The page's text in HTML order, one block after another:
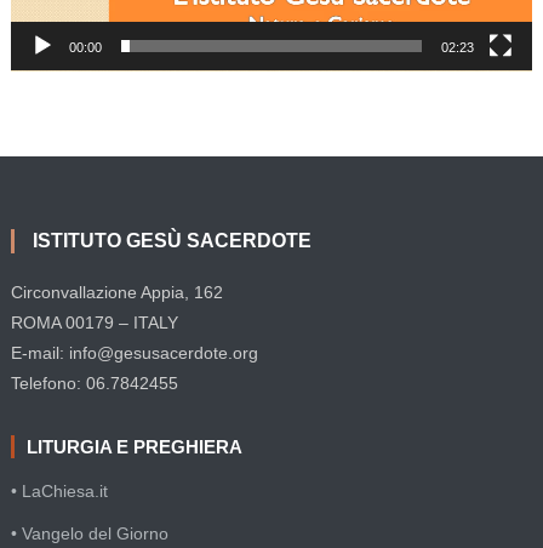
00:00 02:23
ISTITUTO GESÙ SACERDOTE
Circonvallazione Appia, 162
ROMA 00179 – ITALY
E-mail: info@gesusacerdote.org
Telefono: 06.7842455
LITURGIA E PREGHIERA
• LaChiesa.it
• Vangelo del Giorno